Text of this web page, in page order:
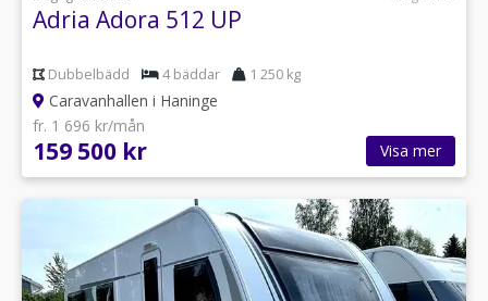
Adria Adora 512 UP
Dubbelbädd 4 bäddar 1 250 kg
Caravanhallen i Haninge
fr. 1 696 kr/mån
159 500 kr Visa mer